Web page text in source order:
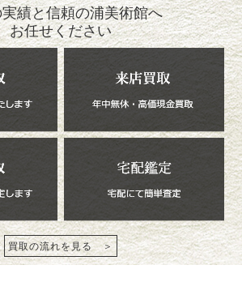
実績と信頼の浦美術館へ
お任せください
買取の流れを見る ＞